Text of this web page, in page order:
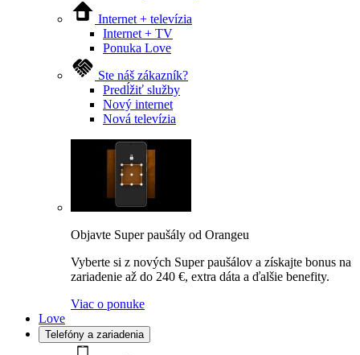
Internet + televízia
Internet + TV
Ponuka Love
Ste náš zákazník?
Predĺžiť služby
Nový internet
Nová televízia
Objavte Super paušály od Orangeu
Vyberte si z nových Super paušálov a získajte bonus na
zariadenie až do 240 €, extra dáta a ďalšie benefity.
Viac o ponuke
Love
Telefóny a zariadenia